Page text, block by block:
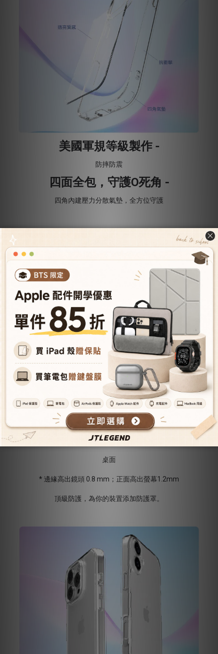
美國軍規等級製作 -
防摔防震
四面全包，守護O死角 -
四角內建壓力分散氣墊，全方位守護
邊緣增高，兼容市售保貼 -
正面高出螢幕，背面高出鏡頭，避免手機螢幕、鏡頭直接碰觸
桌面
* 邊緣高出鏡頭 0.8 mm；正面高出螢幕1.2mm
頂級防護，為你的裝置添加防護罩。